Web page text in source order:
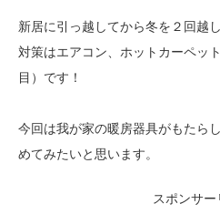
新居に引っ越してから冬を２回越
対策はエアコン、ホットカーペッ
目）です！
今回は我が家の暖房器具がもたら
めてみたいと思います。
スポンサー